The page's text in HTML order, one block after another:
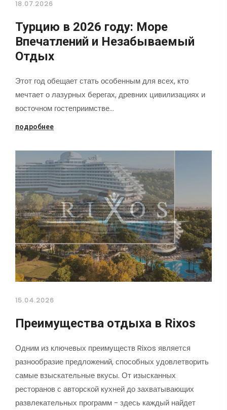
18.07.2026
Турцию в 2026 году: Море
Впечатлений и Незабываемый
Отдых
Этот год обещает стать особенным для всех, кто
мечтает о лазурных берегах, древних цивилизациях и
восточном гостеприимстве…
подробнее
15.04.2026
Преимущества отдыха в Rixos
Одним из ключевых преимуществ Rixos является
разнообразие предложений, способных удовлетворить
самые взыскательные вкусы. От изысканных
ресторанов с авторской кухней до захватывающих
развлекательных программ - здесь каждый найдет